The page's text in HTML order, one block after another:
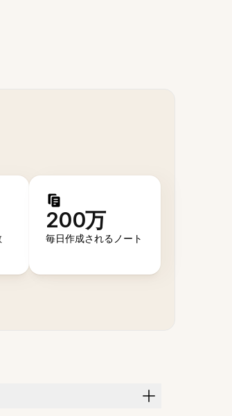
200万
毎日作成されるノート